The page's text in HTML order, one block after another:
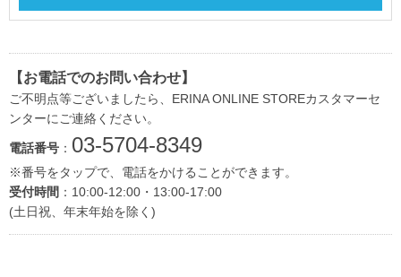
【お電話でのお問い合わせ】
ご不明点等ございましたら、ERINA ONLINE STOREカスタマーセ
ンターにご連絡ください。
電話番号 ： 03-5704-8349
※番号をタップで、電話をかけることができます。
受付時間 ：10:00-12:00・13:00-17:00
(土日祝、年末年始を除く)